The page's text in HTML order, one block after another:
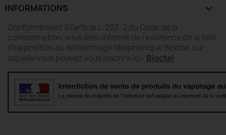
INFORMATIONS keyboard_arrow_down
Conformément à l'article L. 223-2 du Code de la
consommation, vous êtes informé de l'existence de la liste
d'opposition au démarchage téléphonique Bloctel, sur
laquelle vous pouvez vous inscrire ici : Bloctel